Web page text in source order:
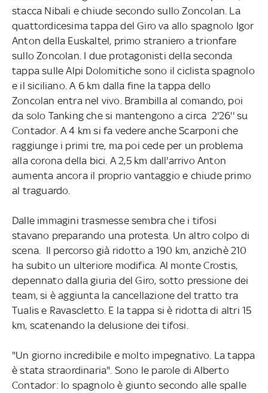
stacca Nibali e chiude secondo sullo Zoncolan. La
quattordicesima tappa del Giro va allo spagnolo Igor
Anton della Euskaltel, primo straniero a trionfare
sullo Zoncolan. I due protagonisti della seconda
tappa sulle Alpi Dolomitiche sono il ciclista spagnolo
e il siciliano. A 6 km dalla fine la tappa dello
Zoncolan entra nel vivo. Brambilla al comando, poi
da solo Tanking che si mantengono a circa 2'26'' su
Contador. A 4 km si fa vedere anche Scarponi che
raggiunge i primi tre, ma poi cede per un problema
alla corona della bici. A 2,5 km dall'arrivo Anton
aumenta ancora il proprio vantaggio e chiude primo
al traguardo.
Dalle immagini trasmesse sembra che i tifosi
stavano preparando una protesta. Un altro colpo di
scena. Il percorso già ridotto a 190 km, anzichè 210
ha subito un ulteriore modifica. Al monte Crostis,
depennato dalla giuria del Giro, sotto pressione dei
team, si è aggiunta la cancellazione del tratto tra
Tualis e Ravascletto. E la tappa si è ridotta di altri 15
km, scatenando la delusione dei tifosi.
"Un giorno incredibile e molto impegnativo. La tappa
è stata straordinaria". Sono le parole di Alberto
Contador: lo spagnolo è giunto secondo alle spalle